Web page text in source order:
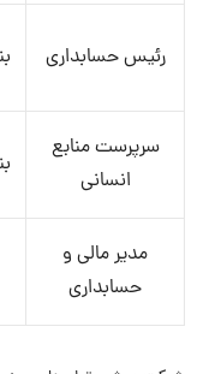
رئیس حسابداری
سرپرست منابع
انسانی
مدیر مالی و
حسابداری